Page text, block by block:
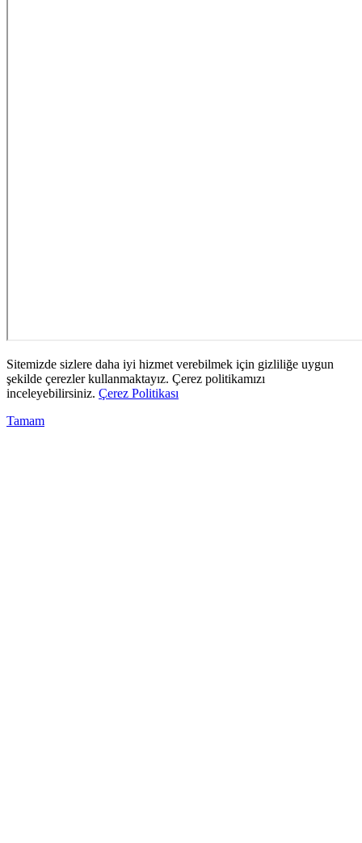
Sitemizde sizlere daha iyi hizmet verebilmek için gizliliğe uygun
şekilde çerezler kullanmaktayız. Çerez politikamızı
inceleyebilirsiniz. Çerez Politikası
Tamam